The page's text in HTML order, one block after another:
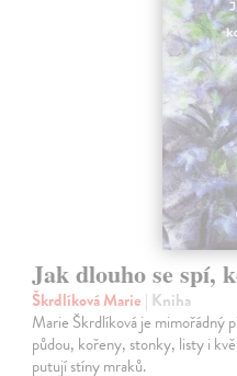
Jak dlouho se spí,
Škrdlíková Marie | Kniha
Marie Škrdlíková je mimořádný
půdou, kořeny, stonky, listy i
putují stíny mraků.